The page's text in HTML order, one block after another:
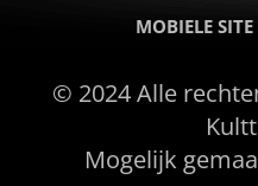
MOBIELE SITE
© 2024 Alle
Mogelijk